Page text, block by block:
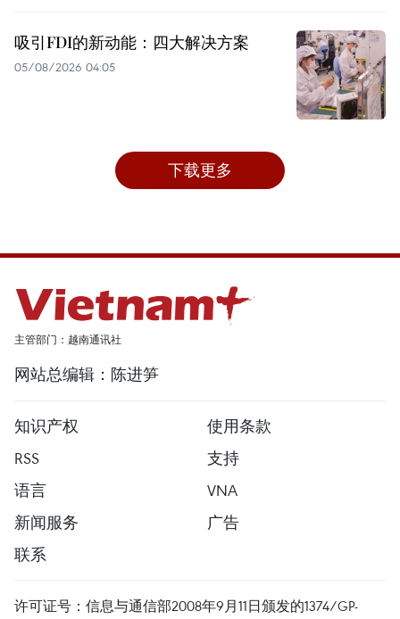
吸引FDI的新动能：四大解决方案
05/08/2026 04:05
下载更多
主管部门：越南通讯社
网站总编辑：陈进笋
知识产权
使用条款
RSS
支持
语言
VNA
新闻服务
广告
联系
许可证号：信息与通信部2008年9月11日颁发的1374/GP-